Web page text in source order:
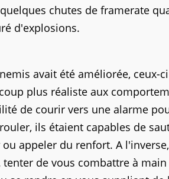
chutes de framerate
d'explosions.
avait été améliorée, ceux-
plus réaliste aux
de courir vers une alarme
ils étaient capables de
appeler du renfort. A
de vous combattre à